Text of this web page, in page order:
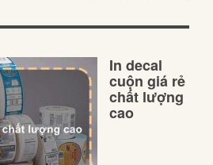
In decal
cuộn giá rẻ
chất lượng
cao